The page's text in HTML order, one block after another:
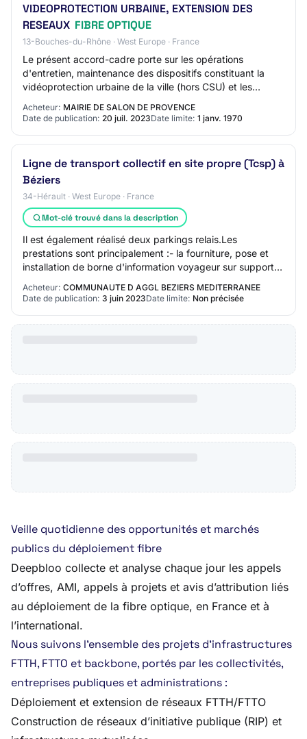
VIDEOPROTECTION URBAINE, EXTENSION DES
RESEAUX FIBRE OPTIQUE
13-Bouches-du-Rhône · West Europe · France
Le présent accord-cadre porte sur les opérations
d'entretien, maintenance des dispositifs constituant la
vidéoprotection urbaine de la ville (hors CSU) et les
Acheteur: MAIRIE DE SALON DE PROVENCE
Date de publication: 20 juil. 2023Date limite: 1 janv. 1970
Ligne de transport collectif en site propre (Tcsp) à
Béziers
34-Hérault · West Europe · France
Mot-clé trouvé dans la description
Il est également réalisé deux parkings relais.Les
prestations sont principalement :- la fourniture, pose et
installation de borne d'information voyageur sur support ;-
Acheteur: COMMUNAUTE D AGGL BEZIERS MEDITERRANEE
Date de publication: 3 juin 2023Date limite: Non précisée
Veille quotidienne des opportunités et marchés
publics du déploiement fibre
Deepbloo collecte et analyse chaque jour les appels
d’offres, AMI, appels à projets et avis d’attribution liés
au déploiement de la fibre optique, en France et à
l’international.
Nous suivons l’ensemble des projets d’infrastructures
FTTH, FTTO et backbone, portés par les collectivités,
entreprises publiques et administrations :
Déploiement et extension de réseaux FTTH/FTTO
Construction de réseaux d’initiative publique (RIP) et